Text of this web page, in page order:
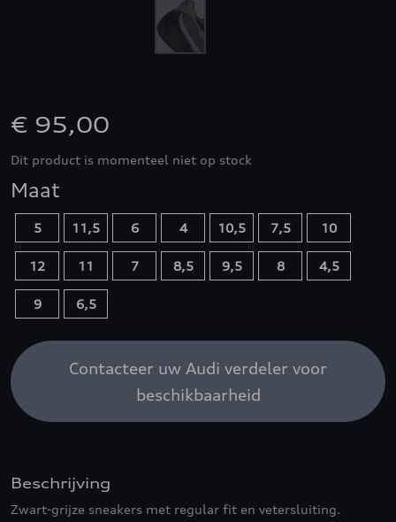
€ 95,00
Dit product is momenteel niet op stock
Maat
5 11,5 6 4 10,5 7,5 10
12 11 7 8,5 9,5 8 4,5
9 6,5
Contacteer uw Audi verdeler voor
beschikbaarheid
Beschrijving
Zwart-grijze sneakers met regular fit en vetersluiting.